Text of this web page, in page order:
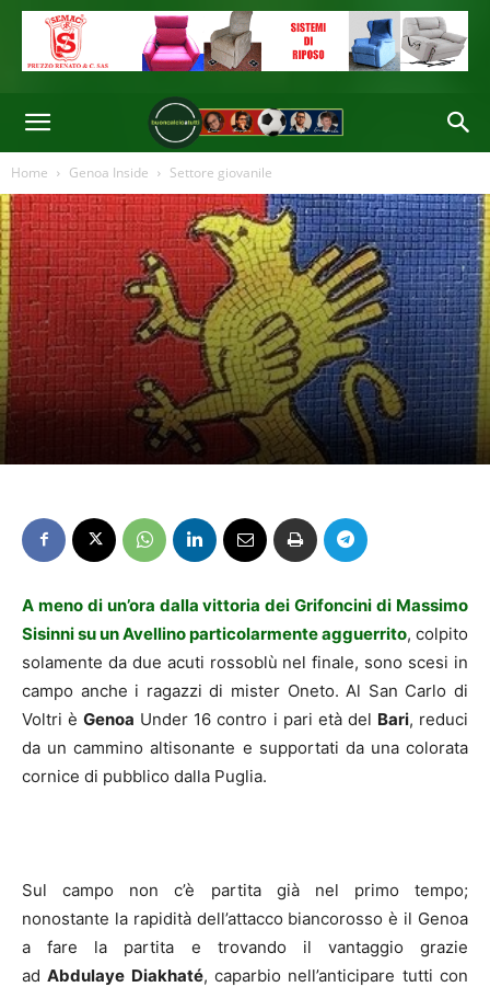
Home Genoa Inside Settore giovanile
A meno di un’ora dalla vittoria dei Grifoncini di Massimo
Sisinni su unAvellino particolarmente agguerrito, colpito
solamente da due acuti rossoblù nel finale, sono scesi in
campo anche i ragazzi di mister Oneto. Al San Carlo di
Voltri èGenoa Under 16 contro i pari età del Bari, reduci
da un cammino altisonante e supportati da una colorata
cornice di pubblico dalla Puglia.
Sul campo non c’è partita già nel primo tempo;
nonostante la rapidità dell’attacco biancorosso è il Genoa
a fare la partita e trovando il vantaggio grazie
adAbdulaye Diakhaté, caparbio nell’anticipare tutti con